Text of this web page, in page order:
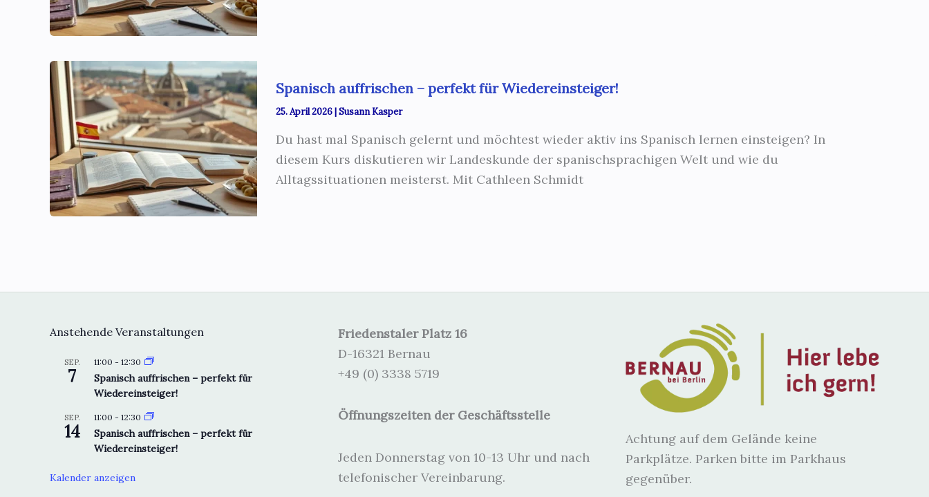
Spanisch auffrischen – perfekt für Wiedereinsteiger!
25. April 2026|Susann Kasper
Du hast mal Spanisch gelernt und möchtest wieder aktiv ins Spanisch lernen einsteigen? In
diesem Kurs diskutieren wir Landeskunde der spanischsprachigen Welt und wie du
Alltagssituationen meisterst. Mit Cathleen Schmidt
Anstehende Veranstaltungen
SEP.
7
11:00 - 12:30
Spanisch auffrischen – perfekt für
Wiedereinsteiger!
SEP.
14
11:00 - 12:30
Spanisch auffrischen – perfekt für
Wiedereinsteiger!
Kalender anzeigen
Friedenstaler Platz 16
D-16321 Bernau
+49 (0) 3338 5719
Öffnungszeiten der Geschäftsstelle
Jeden Donnerstag von 10-13 Uhr und nach
telefonischer Vereinbarung.
Achtung auf dem Gelände keine
Parkplätze. Parken bitte im Parkhaus
gegenüber.